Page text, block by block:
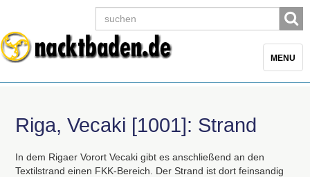
Toggle
MENU
Riga, Vecaki [1001]: Strand
In dem Rigaer Vorort Vecaki gibt es anschließend an den
Textilstrand einen FKK-Bereich. Der Strand ist dort feinsandig